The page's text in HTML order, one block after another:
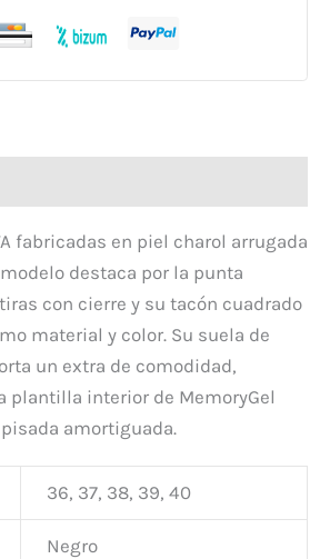
fabricadas en piel charol arrugada
destaca por la punta
con cierre y su tacón cuadrado
material y color. Su suela de
un extra de comodidad,
plantilla interior de MemoryGel
amortiguada.
36, 37, 38, 39, 40
Negro